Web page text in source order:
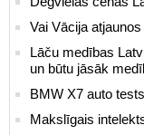
Vai Vācija
Lāču medības
un būtu jāsāk
BMW X7 auto
Makslīgais